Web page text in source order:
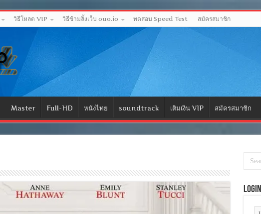
วิธีโหลด VIP วิธีข้ามลิ้งเว็บ ouo.io ทดสอบ Speed Test สมัครสมาชิก
Master Full-HD หนังไทย soundtrack เติมเงิน VIP สมัครสมาชิก
Login